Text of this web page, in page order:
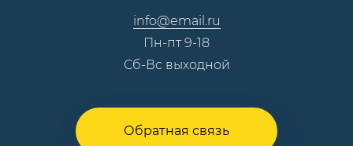
info@email.ru
Пн-пт 9-18
Сб-Вс выходной
Обратная связь